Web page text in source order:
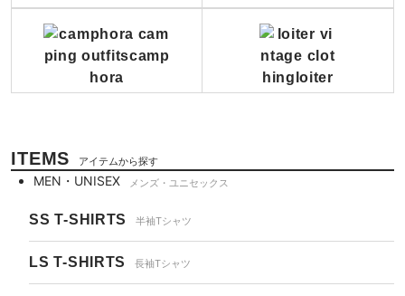
ITEMS アイテムから探す
MEN・UNISEX メンズ・ユニセックス
SS T-SHIRTS 半袖Tシャツ
LS T-SHIRTS 長袖Tシャツ